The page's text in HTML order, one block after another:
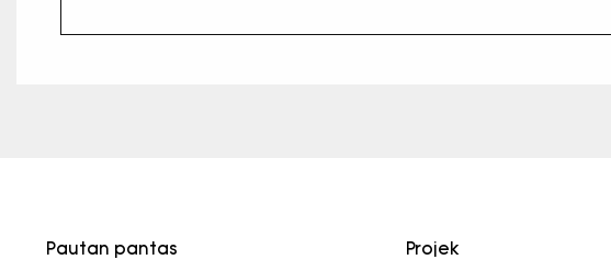
Pautan pantas Projek